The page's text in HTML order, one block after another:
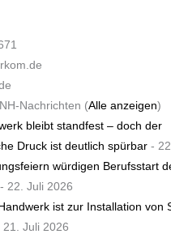
Nachrichten (Alle anzeigen)
bleibt standfest – doch der
Druck ist deutlich spürbar -
würdigen Berufsstart
- 22. Juli 2026
ist zur Installation von
21. Juli 2026